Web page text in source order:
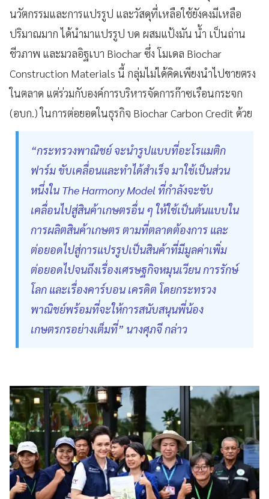
นวัตกรรมและการแปรรูป และวัสดุที่เหลือใช้ยังคงมีเหลือ
ปริมาณมาก ได้นำมาแปรรูป บด ผสมแป้งมัน น้ำ เป็นถ่าน
ชีวภาพ และมวลอิฐเบา Biochar ซึ่ง โมเดล Biochar
Construction Materials นี้ กลุ่มไม่ได้คิดเพียงนำไปขายตรง
ในตลาด แต่ร่วมกับองค์การบริหารจัดการก๊าซเรือนกระจก
(อบก.) ในการต่อยอดในธุรกิจ Biochar Carbon Credit ด้วย
“กระทรวงพาณิชย์ จะนำรูปแบบที่อะโรแมติก
ฟาร์ม ขับเคลื่อนและทำได้สำเร็จ มาใช้เป็นส่วน
หนึ่งใน The Harmony Model ที่กำลังจะขับ
เคลื่อนไปสู่สินค้าเกษตรอื่น ๆ ให้ใช้เป็นต้นแบบใน
การผลิตสินค้าเกษตร ตามที่ตลาดต้องการ และ
ต่อยอดไปสู่การแปรรูปเป็นสินค้าที่มีมูลค่าเพิ่ม
ต่อยอดไปจนถึงเรื่องเศรษฐกิจหมุนเวียน การรักษ์
โลก และเรื่องคาร์บอน เครดิต โดยกระทรวง
พาณิชย์พร้อมที่จะให้การสนับสนุนพี่น้อง
เกษตรกรอย่างเต็มที่” นางศุภจี กล่าว